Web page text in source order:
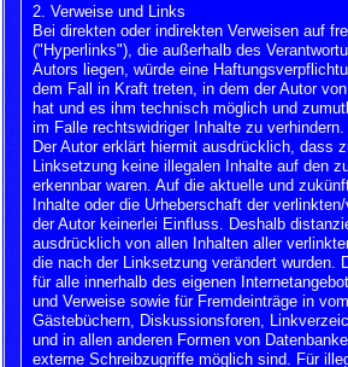
2. Verweise und Links
Bei direkten oder indirekten Verweisen auf
("Hyperlinks"), die außerhalb des
Autors liegen, würde eine
dem Fall in Kraft treten, in dem der Autor
hat und es ihm technisch möglich und
im Falle rechtswidriger Inhalte zu verhindern.
Der Autor erklärt hiermit ausdrücklich, dass
Linksetzung keine illegalen Inhalte auf den
erkennbar waren. Auf die aktuelle und
Inhalte oder die Urheberschaft der
der Autor keinerlei Einfluss. Deshalb
ausdrücklich von allen Inhalten aller
die nach der Linksetzung verändert wurden.
für alle innerhalb des eigenen
und Verweise sowie für Fremdeinträge in
Gästebüchern, Diskussionsforen,
und in allen anderen Formen von
externe Schreibzugriffe möglich sind. Für